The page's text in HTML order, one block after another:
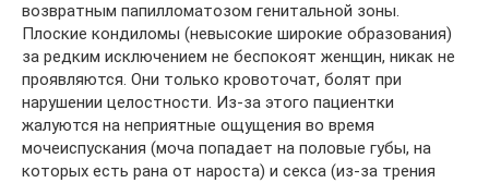
возвратным папилломатозом генитальной зоны.
Плоские кондиломы (невысокие широкие образования)
за редким исключением не беспокоят женщин, никак не
проявляются. Они только кровоточат, болят при
нарушении целостности. Из-за этого пациентки
жалуются на неприятные ощущения во время
мочеиспускания (моча попадает на половые губы, на
которых есть рана от нароста) и секса (из-за трения